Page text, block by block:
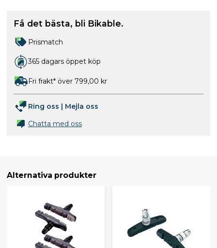
Få det bästa, bli Bikable.
Prismatch
365 dagars öppet köp
Fri frakt* över 799,00 kr
Ring oss | Mejla oss
Chatta med oss
Alternativa produkter